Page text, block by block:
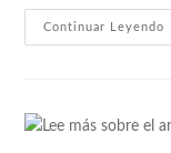
Continuar Leyendo